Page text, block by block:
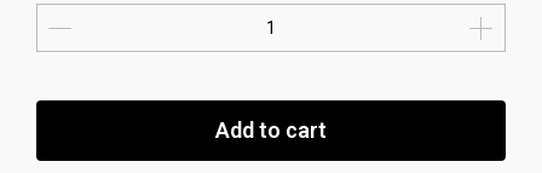
Add to cart